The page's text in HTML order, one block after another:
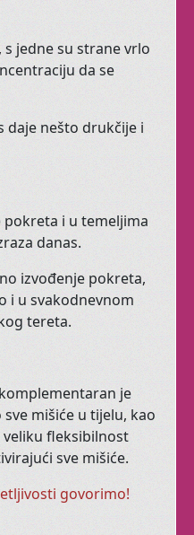
2026.
za vas.
sigurni jeste li Vi
za ples?
li?
ćemoMIreći na vašu
s jedne su strane vrlo
da se
daje nešto drukčije i
pokreta i u temeljima
danas.
izvođenje pokreta,
i u svakodnevnom
tereta.
je
mišiće u tijelu, kao
veliku fleksibilnost
sve mišiće.
govorimo!